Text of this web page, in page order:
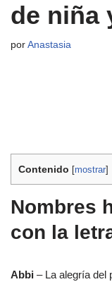
de niña
por Anastasia
Contenido [mostrar]
Nombres
con la
Abbi – La alegría del